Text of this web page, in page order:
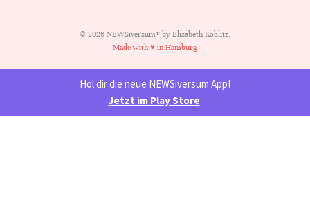
© 2026 NEWSiversum® by Elisabeth Koblitz.
Made with ♥ in Hamburg
Hol dir die neue NEWSiversum App!
Jetzt im Play Store.